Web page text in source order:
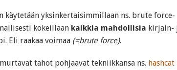
käytetään yksinkertaisimmillaan ns. brute force-
kokeillaan kaikkia mahdollisia kirjain-
Eli raakaa voimaa (=brute force).
tahot pohjaavat tekniikkansa ns. hashcat